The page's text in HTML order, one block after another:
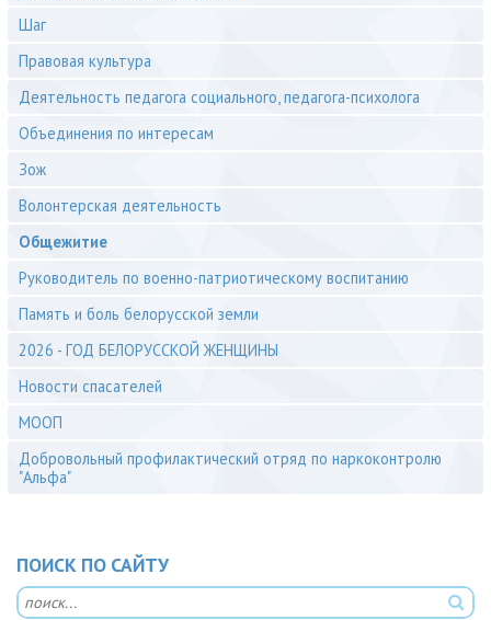
Шаг
Правовая культура
Деятельность педагога социального, педагога-психолога
Объединения по интересам
Зож
Волонтерская деятельность
Общежитие
Руководитель по военно-патриотическому воспитанию
Память и боль белорусской земли
2026 - ГОД БЕЛОРУССКОЙ ЖЕНЩИНЫ
Новости спасателей
МООП
Добровольный профилактический отряд по наркоконтролю
"Альфа"
ПОИСК ПО САЙТУ